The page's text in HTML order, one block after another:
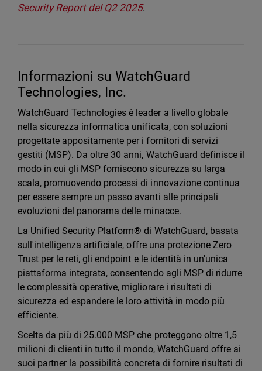
Security Report del Q2 2025.
Informazioni su WatchGuard
Technologies, Inc.
WatchGuard Technologies è leader a livello globale
nella sicurezza informatica unificata, con soluzioni
progettate appositamente per i fornitori di servizi
gestiti (MSP). Da oltre 30 anni, WatchGuard definisce il
modo in cui gli MSP forniscono sicurezza su larga
scala, promuovendo processi di innovazione continua
per essere sempre un passo avanti alle principali
evoluzioni del panorama delle minacce.
La Unified Security Platform® di WatchGuard, basata
sull'intelligenza artificiale, offre una protezione Zero
Trust per le reti, gli endpoint e le identità in un'unica
piattaforma integrata, consentendo agli MSP di ridurre
le complessità operative, migliorare i risultati di
sicurezza ed espandere le loro attività in modo più
efficiente.
Scelta da più di 25.000 MSP che proteggono oltre 1,5
milioni di clienti in tutto il mondo, WatchGuard offre ai
suoi partner la possibilità concreta di fornire risultati di